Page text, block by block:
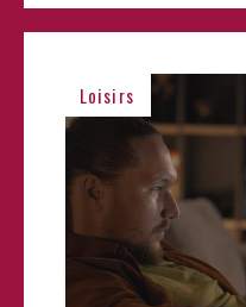
Loisirs